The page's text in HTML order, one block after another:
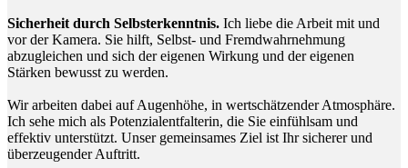
Sicherheit durch Selbsterkenntnis. Ich liebe die Arbeit mit und
vor der Kamera. Sie hilft, Selbst- und Fremdwahrnehmung
abzugleichen und sich der eigenen Wirkung und der eigenen
Stärken bewusst zu werden.
Wir arbeiten dabei auf Augenhöhe, in wertschätzender Atmosphäre.
Ich sehe mich als Potenzialentfalterin, die Sie einfühlsam und
effektiv unterstützt. Unser gemeinsames Ziel ist Ihr sicherer und
überzeugender Auftritt.